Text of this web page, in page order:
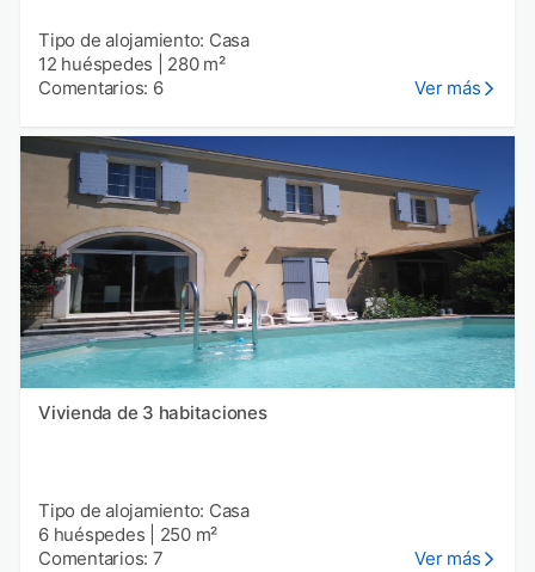
Tipo de alojamiento: Casa
12 huéspedes
280 m²
Comentarios: 6
Ver más
Vivienda de 3 habitaciones
Tipo de alojamiento: Casa
6 huéspedes
250 m²
Comentarios: 7
Ver más